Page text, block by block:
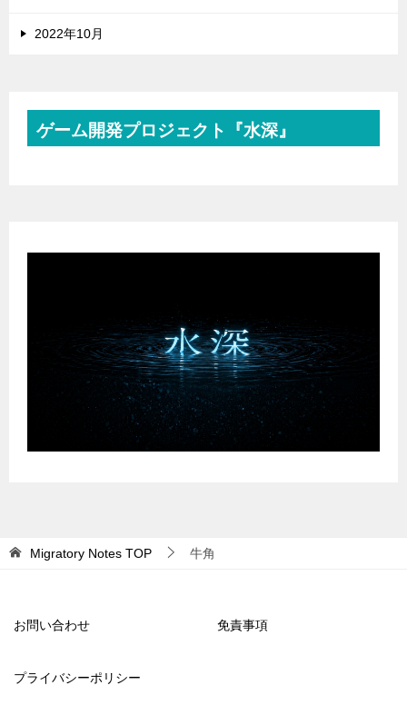
2022年10月
ゲーム開発プロジェクト『水深』
Migratory Notes TOP 牛角
お問い合わせ 免責事項
プライバシーポリシー